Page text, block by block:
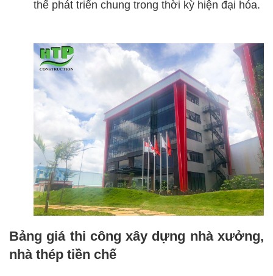
thế phát triển chung trong thời kỳ hiện đại hóa.
Bảng giá thi công xây dựng nhà xưởng,
nhà thép tiền chế